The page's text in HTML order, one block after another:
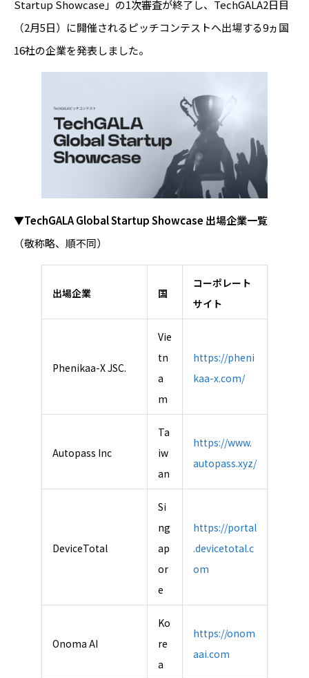
Startup Showcase」の1次審査が終了し、TechGALA2日目
（2月5日）に開催されるピッチコンテストへ出場する9ヵ国
16社の企業を発表しました。
▼TechGALA Global Startup Showcase 出場企業一覧
（敬称略、順不同）
出場企業 国
コーポレート
サイト
Phenikaa-X JSC.
Vie
tn
a
m
https://pheni
kaa-x.com/
Autopass Inc
Ta
iw
an
https://www.
autopass.xyz/
DeviceTotal
Si
ng
ap
or
e
https://portal
.devicetotal.c
om
Onoma AI
Ko
re
a
https://onom
aai.com